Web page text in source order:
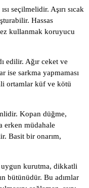
seçilmelidir. Aşırı sıcak
Hassas
kullanmak koruyucu
edilir. Ağır ceket ve
ise sarkma yapmaması
ortamlar küf ve kötü
Kopan düğme,
erken müdahale
Basit bir onarım,
uygun kurutma, dikkatli
bütünüdür. Bu adımlar